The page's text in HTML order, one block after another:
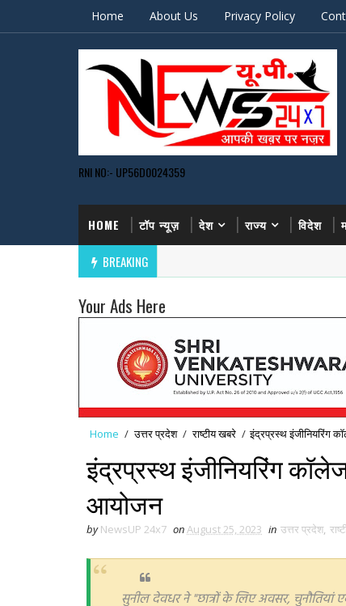
Home About Us Privacy Policy
RNI NO:- UP56D0024359
HOME टॉप न्यूज़ देश राज्य विदेश
BREAKING
Your Ads Here
Home / उत्तर प्रदेश / राष्टीय खबरे / इंद्रप्रस्थ इंजीनियरिंग
इंद्रप्रस्थ इंजीनियरिंग
आयोजन
by NewsUP 24x7 onAugust 25, 2023 in उत्तर प्रदेश,
सुनील देवधर ने "छात्रों के लिए अवसर, चुनौतियां